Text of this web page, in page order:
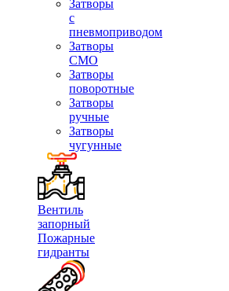
Затворы
с
пневмоприводом
Затворы
СМО
Затворы
поворотные
Затворы
ручные
Затворы
чугунные
Вентиль
запорный
Пожарные
гидранты